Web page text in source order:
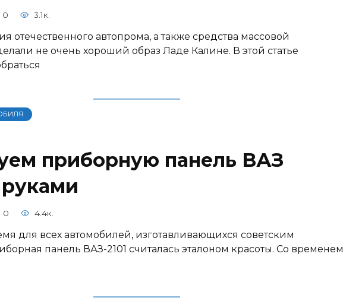
0 3.1к.
отечественного автопрома, а также средства массовой
не очень хороший образ Ладе Калине. В этой статье
приборную панель ВАЗ
0 4.4к.
для всех автомобилей, изготавливающихся советским
панель ВАЗ-2101 считалась эталоном красоты. Со временем